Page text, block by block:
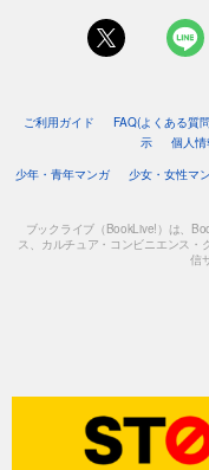
ご利用ガイド FAQ(よくある質
示
個人
少年・青年マンガ
少女・女性マ
ブックライブ（BookLive!）は、
ス、カルチュア・コンビニエンス・
信